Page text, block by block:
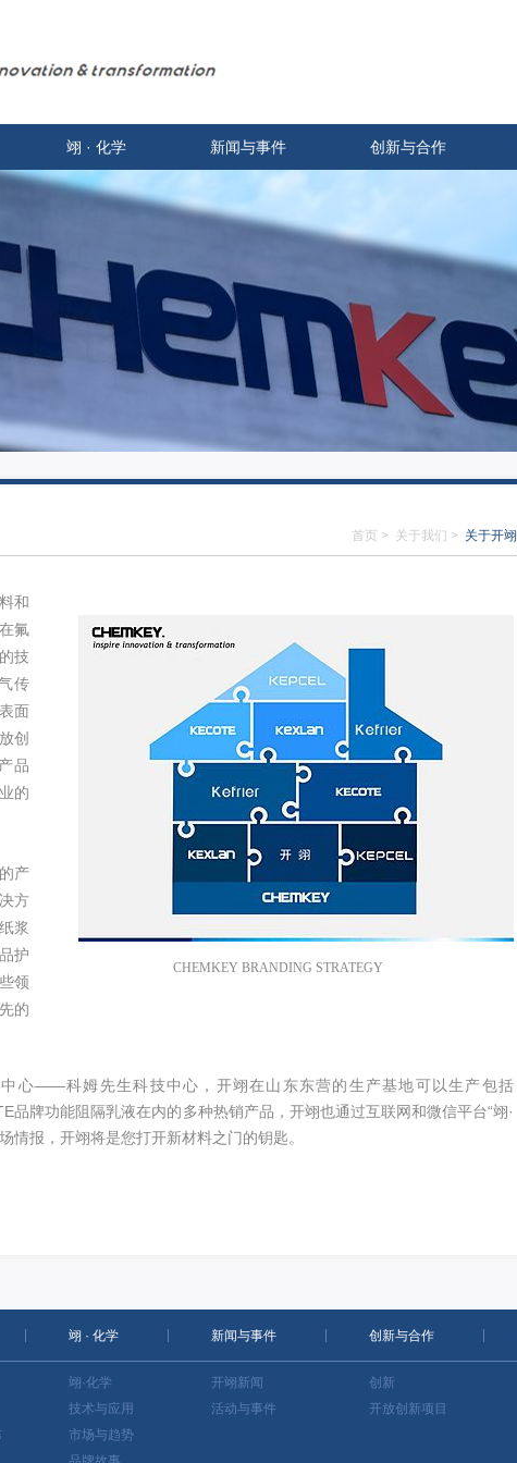
翊 · 化学 新闻与事件 创新与合作
首页 关于我们 关于开翊
和
氟
技
传
面
创
品
的
产
方
浆
护
领
的
CHEMKEY BRANDING STRATEGY
心——科姆先生科技中心，开翊在山东东营的生产基地可以生产包括
品牌功能阻隔乳液在内的多种热销产品，开翊也通过互联网和微信平台“翊·
情报，开翊将是您打开新材料之门的钥匙。
翊 · 化学
翊·化学
技术与应用
市场与趋势
新闻与事件
开翊新闻
活动与事件
创新与合作
创新
开放创新项目